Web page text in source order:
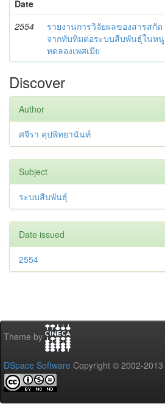
Date
2554
รายงานการวิจัยผลของสารสกัด
จากทับทิมต่อระบบสืบพันธุ์ในหนู
ทดลองเพศเมีย
Discover
Author
ศจีรา คุปพิทยานันท์
Subject
ระบบสืบพันธุ์
Date issued
2554
Theme by
DSpace Software Copyright © 2002-2013